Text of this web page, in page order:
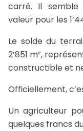
carré. Il semble
valeur pour les
Le solde du
2’851 m²,
constructible et
Officiellement,
Un agriculteur
quelques francs